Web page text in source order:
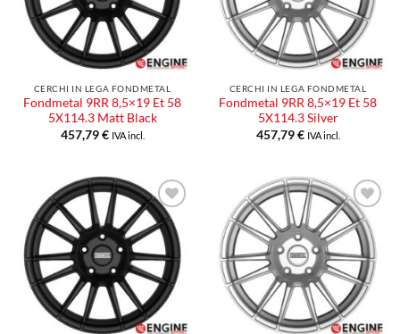
CERCHI IN LEGA FONDMETAL
Fondmetal 9RR 8,5×19 Et 58
5X114.3 Matt Black
457,79€ IVA incl.
CERCHI IN LEGA FONDMETAL
Fondmetal 9RR 8,5×19 Et 58
5X114.3 Silver
457,79€ IVA incl.
Aggiungi
alla lista
dei
desideri
Aggiungi
alla lista
dei
desideri